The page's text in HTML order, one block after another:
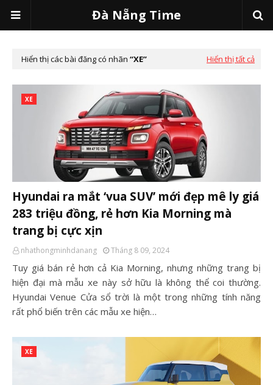
Đà Nẵng Time
Hiển thị các bài đăng có nhãn XE Hiển thị tất cả
XE
Hyundai ra mắt ‘vua SUV’ mới đẹp mê ly giá
283 triệu đồng, rẻ hơn Kia Morning mà
trang bị cực xịn
nhathongminhdanang Tháng 8 09, 2024
Tuy giá bán rẻ hơn cả Kia Morning, nhưng những trang bị
hiện đại mà mẫu xe này sở hữu là không thể coi thường.
Hyundai Venue Cửa sổ trời là một trong những tính năng
rất phổ biến trên các mẫu xe hiện…
XE